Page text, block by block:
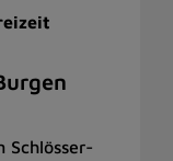
Schlösser-